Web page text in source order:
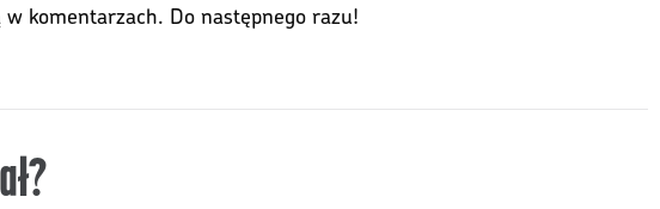
w komentarzach. Do następnego razu!